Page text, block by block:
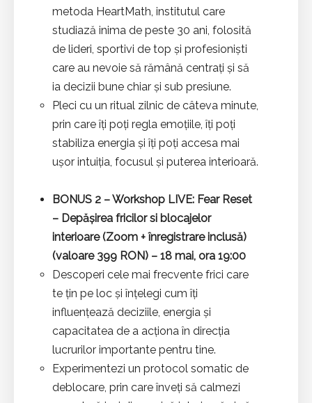
metoda HeartMath, institutul care
studiază inima de peste 30 ani, folosită
de lideri, sportivi de top și profesioniști
care au nevoie să rămână centrați și să
ia decizii bune chiar și sub presiune.
Pleci cu un ritual zilnic de câteva minute,
prin care îți poți regla emoțiile, îți poți
stabiliza energia și îți poți accesa mai
ușor intuiția, focusul și puterea interioară.
BONUS 2 –Workshop LIVE: Fear Reset
– Depășirea fricilor si blocajelor
interioare(Zoom + înregistrare inclusă)
(valoare 399 RON) – 18 mai, ora 19:00
Descoperi cele mai frecvente frici care
te țin pe loc și înțelegi cum îți
influențează deciziile, energia și
capacitatea de a acționa în direcția
lucrurilor importante pentru tine.
Experimentezi un protocol somatic de
deblocare, prin care înveți să calmezi